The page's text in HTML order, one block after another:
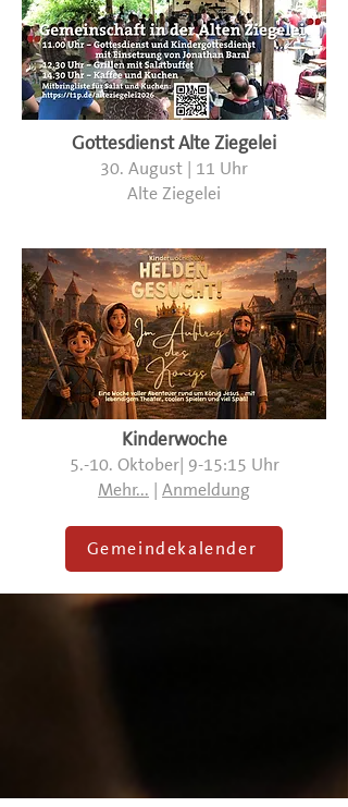
Gottesdienst Alte Ziegelei
30. August | 11 Uhr
Alte Ziegelei
Kinderwoche
5.-10. Oktober| 9-15:15 Uhr
Mehr...
Anmeldung
Gemeindekalender